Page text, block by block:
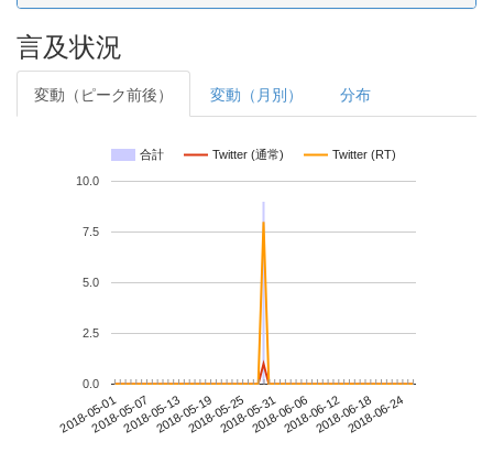
言及状況
変動（ピーク前後） 変動（月別） 分布
合計 Twitter (通常) Twitter (RT)
2018-05-012018-05-072018-05-132018-05-192018-05-252018-05-312018-06-062018-06-122018-06-182018-06-24
0.0
2.5
5.0
7.5
10.0